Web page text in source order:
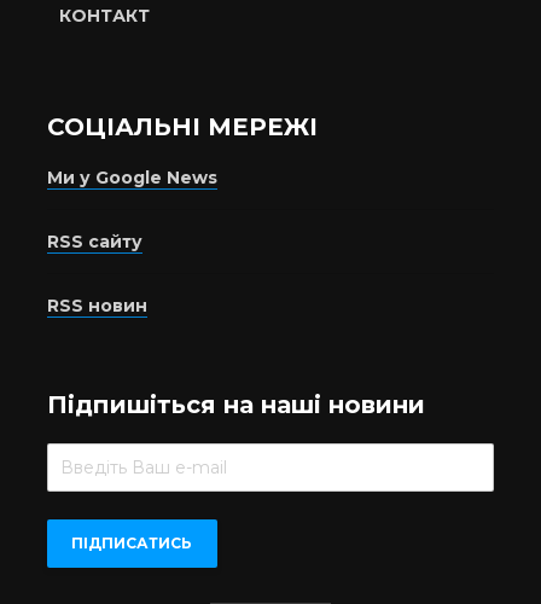
КОНТАКТ
СОЦІАЛЬНІ МЕРЕЖІ
Ми у Google News
RSS сайту
RSS новин
Підпишіться на наші новини